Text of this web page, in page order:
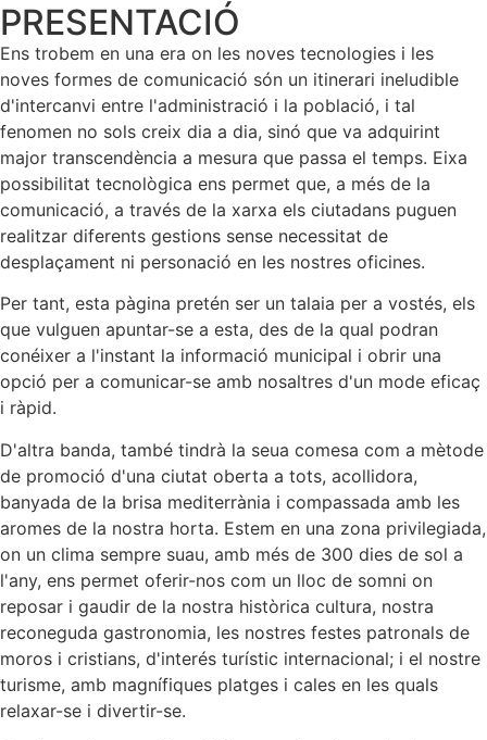
PRESENTACIÓ
Ens trobem en una era on les noves tecnologies i les
noves formes de comunicació són un itinerari ineludible
d'intercanvi entre l'administració i la població, i tal
fenomen no sols creix dia a dia, sinó que va adquirint
major transcendència a mesura que passa el temps. Eixa
possibilitat tecnològica ens permet que, a més de la
comunicació, a través de la xarxa els ciutadans puguen
realitzar diferents gestions sense necessitat de
desplaçament ni personació en les nostres oficines.
Per tant, esta pàgina pretén ser un talaia per a vostés, els
que vulguen apuntar-se a esta, des de la qual podran
conéixer a l'instant la informació municipal i obrir una
opció per a comunicar-se amb nosaltres d'un mode eficaç
i ràpid.
D'altra banda, també tindrà la seua comesa com a mètode
de promoció d'una ciutat oberta a tots, acollidora,
banyada de la brisa mediterrània i compassada amb les
aromes de la nostra horta. Estem en una zona privilegiada,
on un clima sempre suau, amb més de 300 dies de sol a
l'any, ens permet oferir-nos com un lloc de somni on
reposar i gaudir de la nostra històrica cultura, nostra
reconeguda gastronomia, les nostres festes patronals de
moros i cristians, d'interés turístic internacional; i el nostre
turisme, amb magnífiques platges i cales en les quals
relaxar-se i divertir-se.